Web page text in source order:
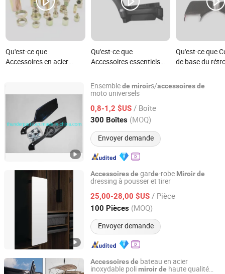
Qu'est-ce que
Accessoires en acier
miroir
Qu'est-ce que
Accessoires essentiels
résistants aux
déchirures, miroir
éclatement,
personnalisés en OEM
Qu'est-ce que
de base du
carbone pour
Ensemblede miroirs/accessoiresde
moto universels
0,8-1,2 $US / Boîte
300 Boîtes (MOQ)
Envoyer demande
Sunshine Thunder Parts Co., Ltd.
Guangdong, China Depuis 2019
Accessoiresde garde-robe Miroirde
dressing à pousser et tirer
25,00-28,00 $US / Pièce
100 Pièces (MOQ)
Envoyer demande
Guangzhou Welldo Hardware Manufacturing Co.,Ltd.
Depuis 2021
Accessoiresde bateau en acier
inoxydable polimiroirde haute qualité